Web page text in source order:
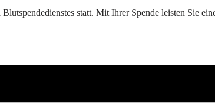
statt. Mit Ihrer Spende leisten Sie